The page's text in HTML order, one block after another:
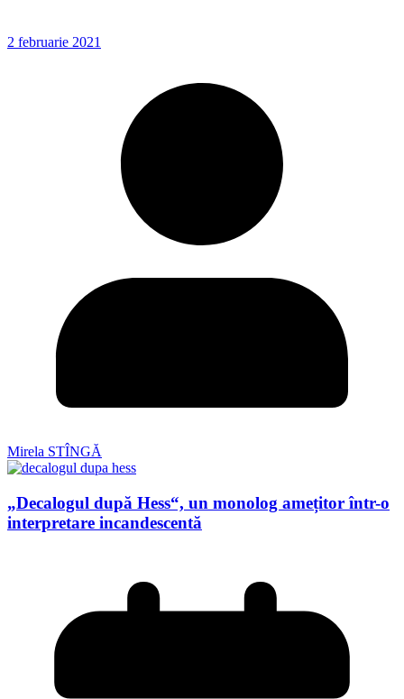
2 februarie 2021
Mirela STÎNGĂ
„Decalogul după Hess“, un monolog amețitor într-o
interpretare incandescentă